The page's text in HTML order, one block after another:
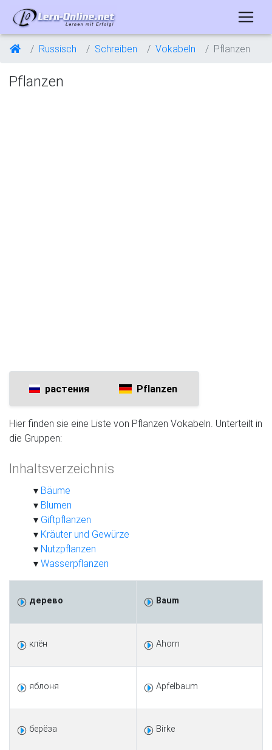
Russisch Schreiben Vokabeln Pflanzen
Pflanzen
растения Pflanzen
Hier finden sie eine Liste von Pflanzen Vokabeln. Unterteilt in
die Gruppen:
Inhaltsverzeichnis
Bäume
Blumen
Giftpflanzen
Kräuter und Gewürze
Nutzpflanzen
Wasserpflanzen
дерево Baum
клён Ahorn
яблоня Apfelbaum
берёза Birke